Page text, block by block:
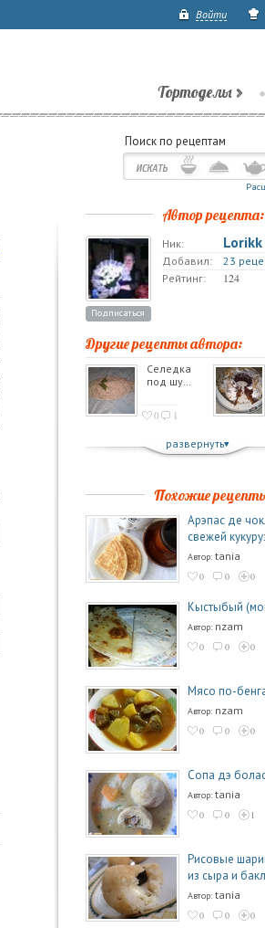
Войти
Тортоделы
Поиск по рецептам
Автор рецепта:
Подписаться
Ник: Lorikk
Добавил:
23
Рейтинг:
124
Другие рецепты автора:
Селедка
под шу…
0 1
развернуть
Похожие
Арэпас де
свежей
Автор: tania
0 0 0
Кыстыбый
Автор: nzam
0 0 0
Мясо по-
Автор: nzam
0 0 0
Сопа дэ
Автор: tania
0 0 1
Рисовые
из сыра и
Автор: tania
0 0 0